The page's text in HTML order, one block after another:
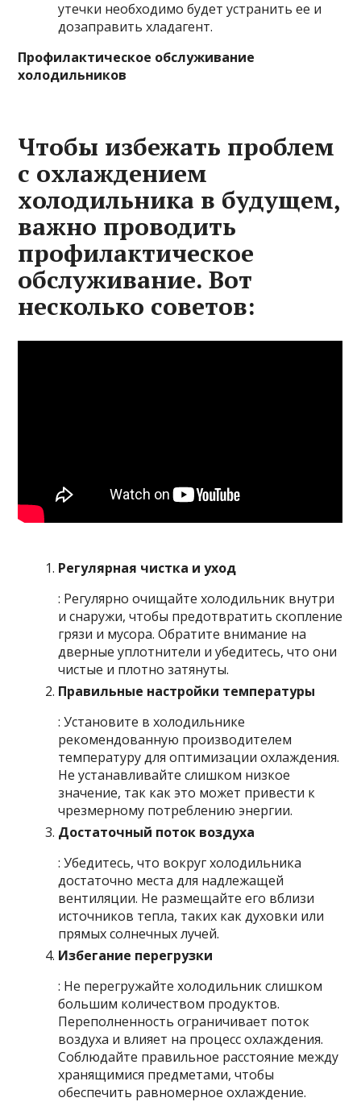
утечки необходимо будет устранить ее и
дозаправить хладагент.
Профилактическое обслуживание
холодильников
Чтобы избежать проблем
с охлаждением
холодильника в будущем,
важно проводить
профилактическое
обслуживание. Вот
несколько советов:
Регулярная чистка и уход
: Регулярно очищайте холодильник внутри
и снаружи, чтобы предотвратить скопление
грязи и мусора. Обратите внимание на
дверные уплотнители и убедитесь, что они
чистые и плотно затянуты.
Правильные настройки температуры
: Установите в холодильнике
рекомендованную производителем
температуру для оптимизации охлаждения.
Не устанавливайте слишком низкое
значение, так как это может привести к
чрезмерному потреблению энергии.
Достаточный поток воздуха
: Убедитесь, что вокруг холодильника
достаточно места для надлежащей
вентиляции. Не размещайте его вблизи
источников тепла, таких как духовки или
прямых солнечных лучей.
Избегание перегрузки
: Не перегружайте холодильник слишком
большим количеством продуктов.
Переполненность ограничивает поток
воздуха и влияет на процесс охлаждения.
Соблюдайте правильное расстояние между
хранящимися предметами, чтобы
обеспечить равномерное охлаждение.